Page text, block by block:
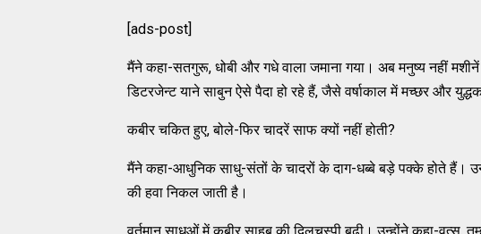
[ads-post]
मैंने कहा-सतगुरू, धोबी और गधे वाला जमाना गया। अब मनुष्य नहीं
डिटरजेन्ट याने साबुन ऐसे पैदा हो रहे हैं, जैसे वर्षाकाल में मच्छर और
कबीर चकित हुए, बोले-फिर चादरें साफ क्यों नहीं होती?
मैंने कहा-आधुनिक साधु-संतों के चादरों के दाग-धब्बे बड़े पक्के होते हैं।
की हवा निकल जाती है।